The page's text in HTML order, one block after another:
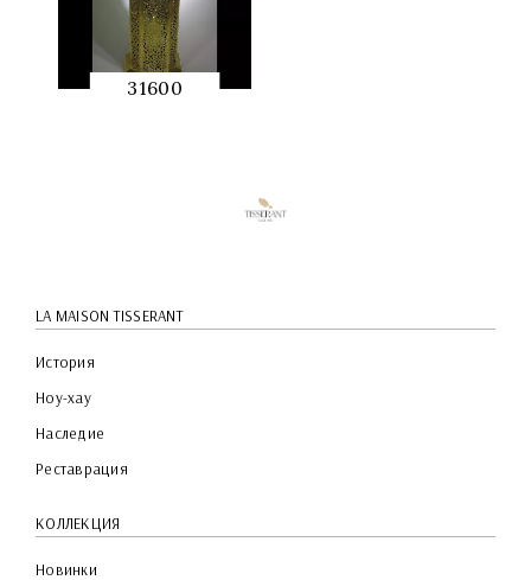
31600
LA MAISON TISSERANT
История
Ноу-хау
Наследие
Реставрация
КОЛЛЕКЦИЯ
Новинки